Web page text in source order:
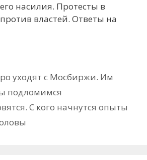
насилия. Протесты в
властей. Ответы на
уходят с Мосбиржи. Им
подломимся
С кого начнутся опыты